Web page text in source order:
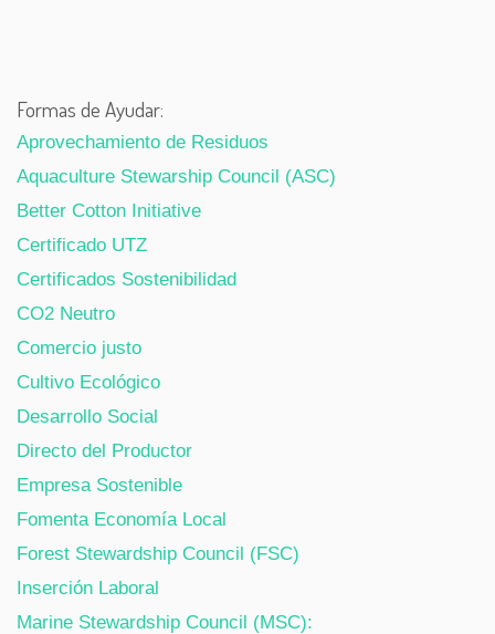
Formas de Ayudar:
Aprovechamiento de Residuos
Aquaculture Stewarship Council (ASC)
Better Cotton Initiative
Certificado UTZ
Certificados Sostenibilidad
CO2 Neutro
Comercio justo
Cultivo Ecológico
Desarrollo Social
Directo del Productor
Empresa Sostenible
Fomenta Economía Local
Forest Stewardship Council (FSC)
Inserción Laboral
Marine Stewardship Council (MSC):